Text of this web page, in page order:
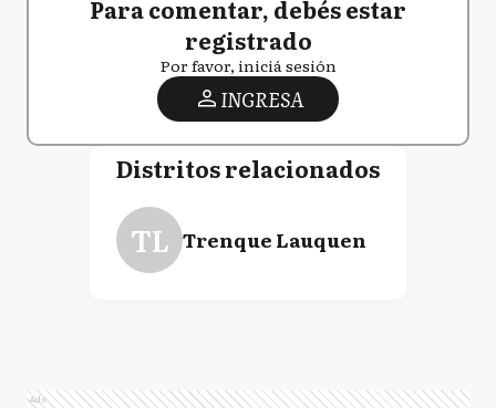
Para comentar, debés estar
registrado
Por favor, iniciá sesión
INGRESA
Distritos relacionados
TL Trenque Lauquen
Ads